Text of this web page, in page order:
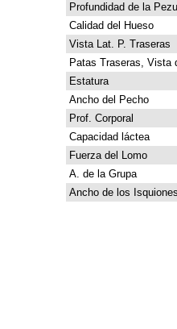
Profundidad de la
Calidad del Hueso
Vista Lat. P. Traseras
Patas Traseras, Vista
Estatura
Ancho del Pecho
Prof. Corporal
Capacidad láctea
Fuerza del Lomo
A. de la Grupa
Ancho de los